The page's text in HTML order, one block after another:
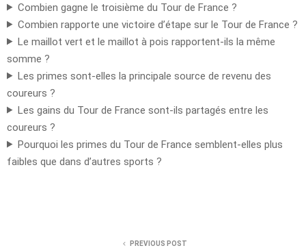
Combien gagne le troisième du Tour de France ?
Combien rapporte une victoire d’étape sur le Tour de France ?
Le maillot vert et le maillot à pois rapportent-ils la même
somme ?
Les primes sont-elles la principale source de revenu des
coureurs ?
Les gains du Tour de France sont-ils partagés entre les
coureurs ?
Pourquoi les primes du Tour de France semblent-elles plus
faibles que dans d’autres sports ?
PREVIOUS POST